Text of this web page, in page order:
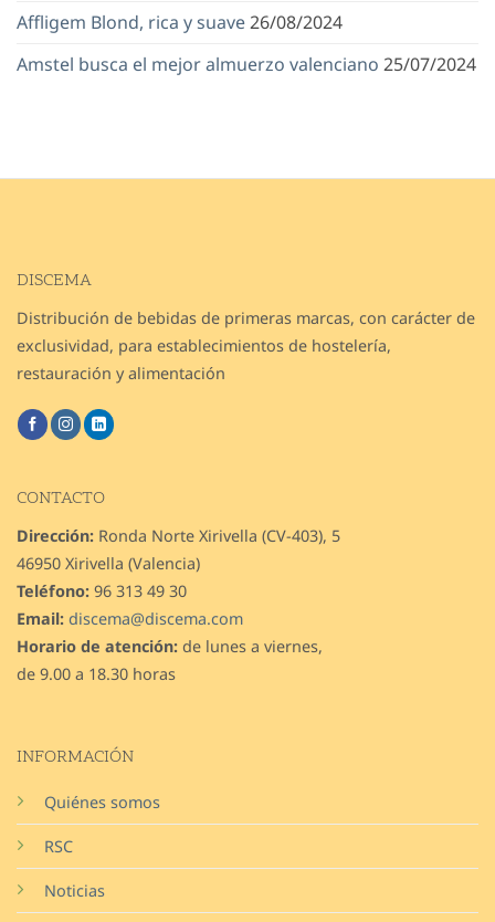
Affligem Blond, rica y suave26/08/2024
Amstel busca el mejor almuerzo valenciano 25/07/2024
DISCEMA
Distribución de bebidas de primeras marcas, con carácter de
exclusividad, para establecimientos de hostelería,
restauración y alimentación
INFORMACIÓN
Quiénes somos
RSC
Noticias
CONTACTO
Dirección: Ronda Norte Xirivella (CV-403), 5
46950 Xirivella (Valencia)
Teléfono: 96 313 49 30
Email: discema@discema.com
Horario de atención: de lunes a viernes,
de 9.00 a 18.30 horas